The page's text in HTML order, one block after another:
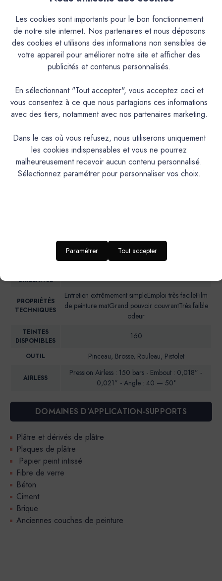
Descriptif
Caractéristiques
Documentation Technique
Couleurs & Échantillons
La Premium est une peinture acrylique très lavable mate en
bains aux propriétés d'entretien remarquables. Convient
également aux espaces humides
PRODUIT
Aspect mat soyeux
BRILLANCE
PROPRIÉTÉS
TECHNIQUES
Entretien extrêmement simpleEmploi très facileFilm
de peinture matGrand pouvoir couvrantTrès faible
odeur
TEINTES
DISPONIBLES
160
OUTIL Pinceau, Brosse, Rouleau, Pistolet
AIRLESS
Pression Airless : 150 bars - Embout : 0,018” ‐
0,021” - Angle : 40 — 50°
DOMAINES D’APPLICATION-SUPPORTS
Plâtre et dérivés de plâtre
Plaques de plâtre
Papier peint intissé
Fibre de verre
Béton
Ciment
Brique
Anciennes couches de peinture
Les cookies sont importants pour le bon fonctionnement
de notre site internet. Nos partenaires et nous déposons
des cookies et utilisons des informations non sensibles de
votre appareil pour améliorer notre site et afficher des
publicités et contenus personnalisés.
En sélectionnant "Tout accepter", vous acceptez ceci et
vous consentez à ce que nous partagions ces informations
avec des tiers, notamment avec nos partenaires marketing.
Dans le cas où vous refusez, nous utiliserons uniquement
les cookies indispensables et vous ne pourrez
malheureusement recevoir aucun contenu personnalisé.
Sélectionnez paramétrer pour personnaliser vos choix.
Paramétrer Tout accepter